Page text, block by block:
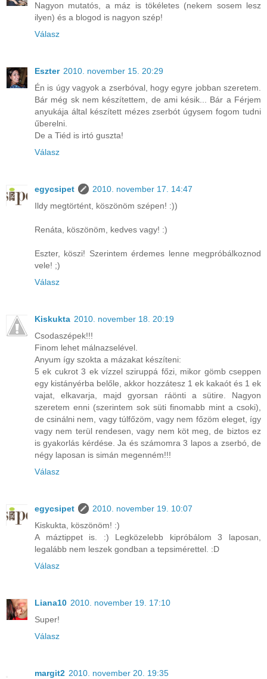
Nagyon mutatós, a máz is tökéletes (nekem sosem lesz
ilyen) és a blogod is nagyon szép!
Válasz
Eszter 2010. november 15. 20:29
Én is úgy vagyok a zserbóval, hogy egyre jobban szeretem.
Bár még sk nem készítettem, de ami késik... Bár a Férjem
anyukája által készített mézes zserbót úgysem fogom tudni
űberelni.
De a Tiéd is irtó guszta!
Válasz
egycsipet
2010. november 17. 14:47
Ildy megtörtént, köszönöm szépen! :))
Renáta, köszönöm, kedves vagy! :)
Eszter, köszi! Szerintem érdemes lenne megpróbálkoznod
vele! ;)
Válasz
Kiskukta 2010. november 18. 20:19
Csodaszépek!!!
Finom lehet málnazselével.
Anyum így szokta a mázakat készíteni:
5 ek cukrot 3 ek vízzel sziruppá főzi, mikor gömb cseppen
egy kistányérba belőle, akkor hozzátesz 1 ek kakaót és 1 ek
vajat, elkavarja, majd gyorsan ráönti a sütire. Nagyon
szeretem enni (szerintem sok süti finomabb mint a csoki),
de csinálni nem, vagy túlfőzöm, vagy nem főzöm eleget, így
vagy nem terül rendesen, vagy nem köt meg, de biztos ez
is gyakorlás kérdése. Ja és számomra 3 lapos a zserbó, de
négy laposan is simán megenném!!!
Válasz
egycsipet
2010. november 19. 10:07
Kiskukta, köszönöm! :)
A máztippet is. :) Legközelebb kipróbálom 3 laposan,
legalább nem leszek gondban a tepsimérettel. :D
Válasz
Liana10 2010. november 19. 17:10
Super!
Válasz
margit2 2010. november 20. 19:35